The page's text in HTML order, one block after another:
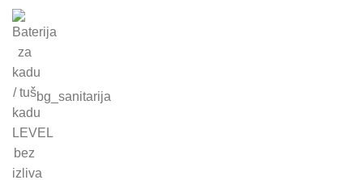
bg_sanitarija